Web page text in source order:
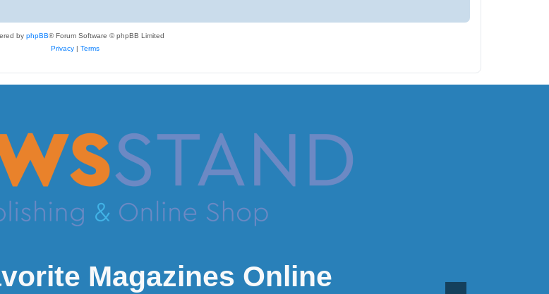
by phpBB® Forum Software © phpBB Limited
Privacy| Terms
Magazines Online